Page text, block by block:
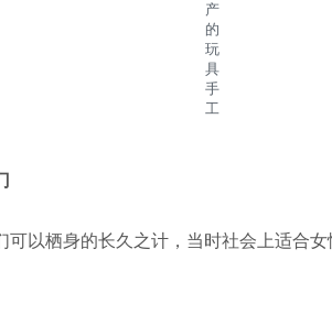
产
的
玩
具
手
工
可以栖身的长久之计，当时社会上适合